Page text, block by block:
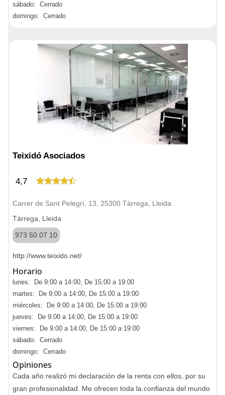
sábado: Cerrado
domingo: Cerrado
Teixidó Asociados
4,7
Carrer de Sant Pelegrí, 13, 25300 Tàrrega, Lleida
Tàrrega, Lleida
973 50 07 10
http://www.teixido.net/
Horario
lunes: De 9:00 a 14:00, De 15:00 a 19:00
martes: De 9:00 a 14:00, De 15:00 a 19:00
miércoles: De 9:00 a 14:00, De 15:00 a 19:00
jueves: De 9:00 a 14:00, De 15:00 a 19:00
viernes: De 9:00 a 14:00, De 15:00 a 19:00
sábado: Cerrado
domingo: Cerrado
Opiniones
Cada año realizó mi declaración de la renta con ellos, por su
gran profesionalidad. Me ofrecen toda la.confianza del mundo